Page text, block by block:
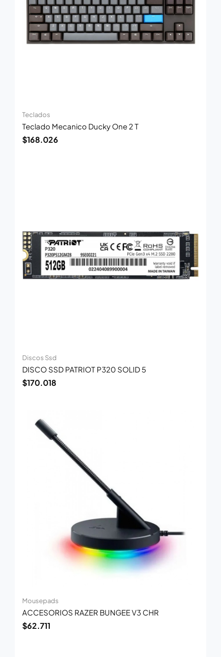
Teclados
Teclado Mecanico Ducky One 2 T
$168.026
Discos Ssd
DISCO SSD PATRIOT P320 SOLID 5
$170.018
Mousepads
ACCESORIOS RAZER BUNGEE V3 CHR
$62.711